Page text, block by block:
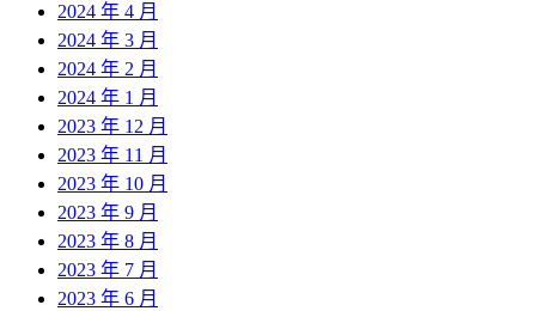
2024 年 4 月
2024 年 3 月
2024 年 2 月
2024 年 1 月
2023 年 12 月
2023 年 11 月
2023 年 10 月
2023 年 9 月
2023 年 8 月
2023 年 7 月
2023 年 6 月